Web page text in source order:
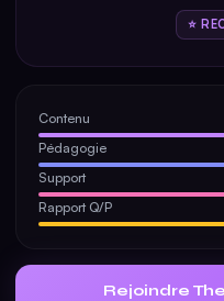
⭐
Contenu
Pédagogie
Support
Rapport Q/P
Rejoindre